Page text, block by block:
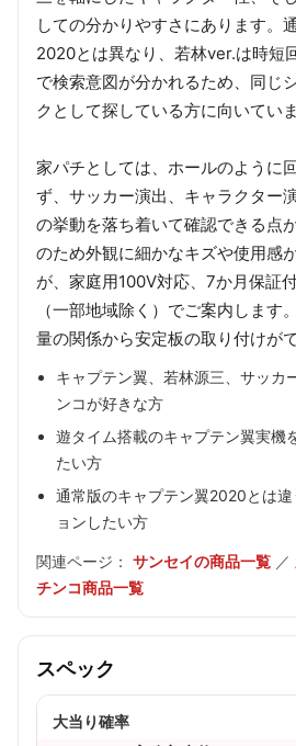
しての分かりやすさにあります。
2020とは異なり、若林ver.は時短
で検索意図が分かれるため、同じ
クとして探している方に向いていま
家パチとしては、ホールのように
ず、サッカー演出、キャラクター
の挙動を落ち着いて確認できる点
のため外観に細かなキズや使用感
が、家庭用100V対応、7か月保証
（一部地域除く）でご案内します
量の関係から安定板の取り付けが
キャプテン翼、若林源三、サッカ
ンコが好きな方
遊タイム搭載のキャプテン翼実機
たい方
通常版のキャプテン翼2020とは
ョンしたい方
関連ページ： サンセイの商品一覧 ／
チンコ商品一覧
スペック
大当り確率